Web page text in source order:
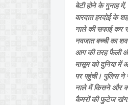
बेटी होने के गुनाह
वारदात हरदोई के
नाले की सफाई कर
नवजात बच्ची का
आग की तरह फैली
मासूम को दुनिया में
पर पहुंची। पुलिस
नाले में किसने और
कैमरों की फुटेज